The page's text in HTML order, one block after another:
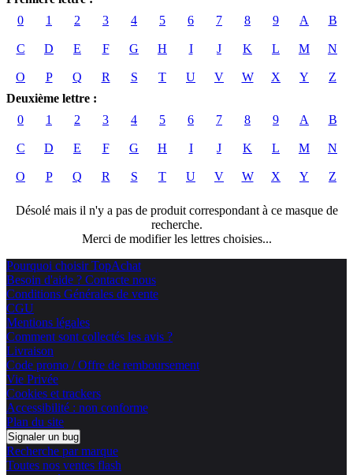
0
1 2 3 4 5 6 7 8 9 A B
C D E F G H I J K L M N
O P Q R S T U V W X Y
Z
Deuxième lettre :
0
1 2 3 4 5 6 7 8 9 A B
C D E F G H I J K L M N
O P Q R S T U V W X Y Z
Désolé mais il n'y a pas de produit correspondant à ce masque de
recherche.
Merci de modifier les lettres choisies...
Pourquoi choisir TopAchat
Besoin d'aide ? Contacte nous
Conditions Générales de vente
CGU
Mentions légales
Comment sont collectés les avis ?
Livraison
Code promo / Offre de remboursement
Vie Privée
Cookies et trackers
Accessibilité : non conforme
Plan du site
Signaler un bug
Recherche par marque
Toutes nos ventes flash